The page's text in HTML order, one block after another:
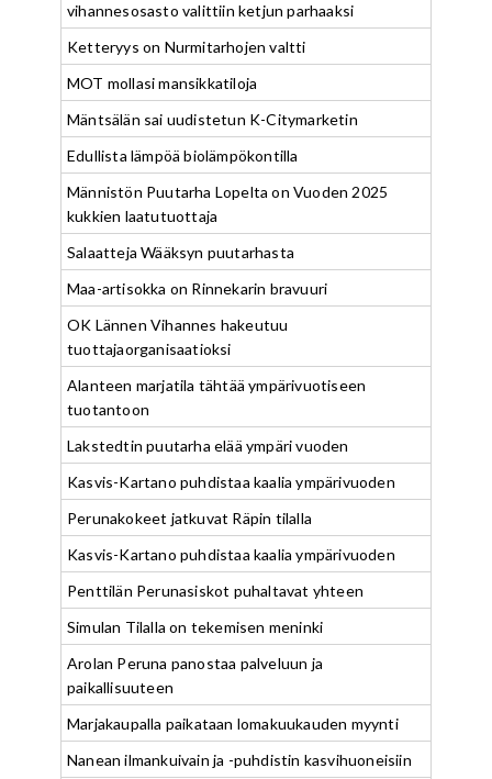
vihannesosasto valittiin ketjun parhaaksi
Ketteryys on Nurmitarhojen valtti
MOT mollasi mansikkatiloja
Mäntsälän sai uudistetun K-Citymarketin
Edullista lämpöä biolämpökontilla
Männistön Puutarha Lopelta on Vuoden 2025
kukkien laatutuottaja
Salaatteja Wääksyn puutarhasta
Maa-artisokka on Rinnekarin bravuuri
OK Lännen Vihannes hakeutuu
tuottajaorganisaatioksi
Alanteen marjatila tähtää ympärivuotiseen
tuotantoon
Lakstedtin puutarha elää ympäri vuoden
Kasvis-Kartano puhdistaa kaalia ympärivuoden
Perunakokeet jatkuvat Räpin tilalla
Kasvis-Kartano puhdistaa kaalia ympärivuoden
Penttilän Perunasiskot puhaltavat yhteen
Simulan Tilalla on tekemisen meninki
Arolan Peruna panostaa palveluun ja
paikallisuuteen
Marjakaupalla paikataan lomakuukauden myynti
Nanean ilmankuivain ja -puhdistin kasvihuoneisiin